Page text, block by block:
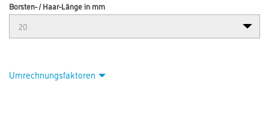
Borsten- / Haar-Länge in mm
Umrechnungsfaktoren